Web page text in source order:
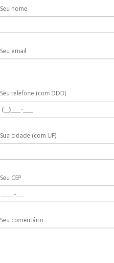
Seu nome
Seu email
Seu telefone (com DDD)
Sua cidade (com UF)
Seu CEP
Seu comentário